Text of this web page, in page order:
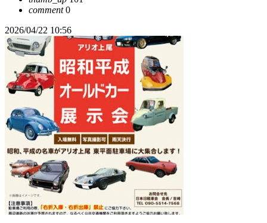
comment0
2026/04/22 10:56